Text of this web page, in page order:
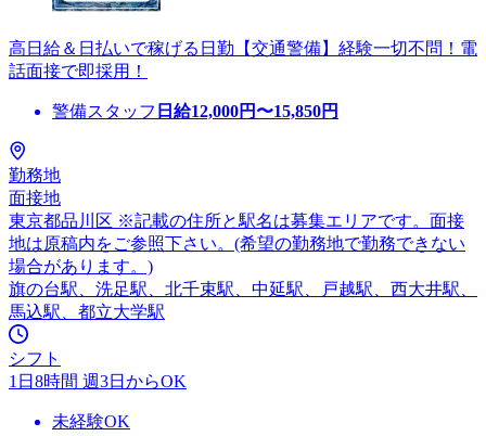
高日給＆日払いで稼げる日勤【交通警備】経験一切不問！電
話面接で即採用！
警備スタッフ 日給12,000円〜15,850円
勤務地
面接地
東京都品川区 ※記載の住所と駅名は募集エリアです。面接
地は原稿内をご参照下さい。(希望の勤務地で勤務できない
場合があります。)
旗の台駅、洗足駅、北千束駅、中延駅、戸越駅、西大井駅、
馬込駅、都立大学駅
シフト
1日8時間 週3日からOK
未経験OK